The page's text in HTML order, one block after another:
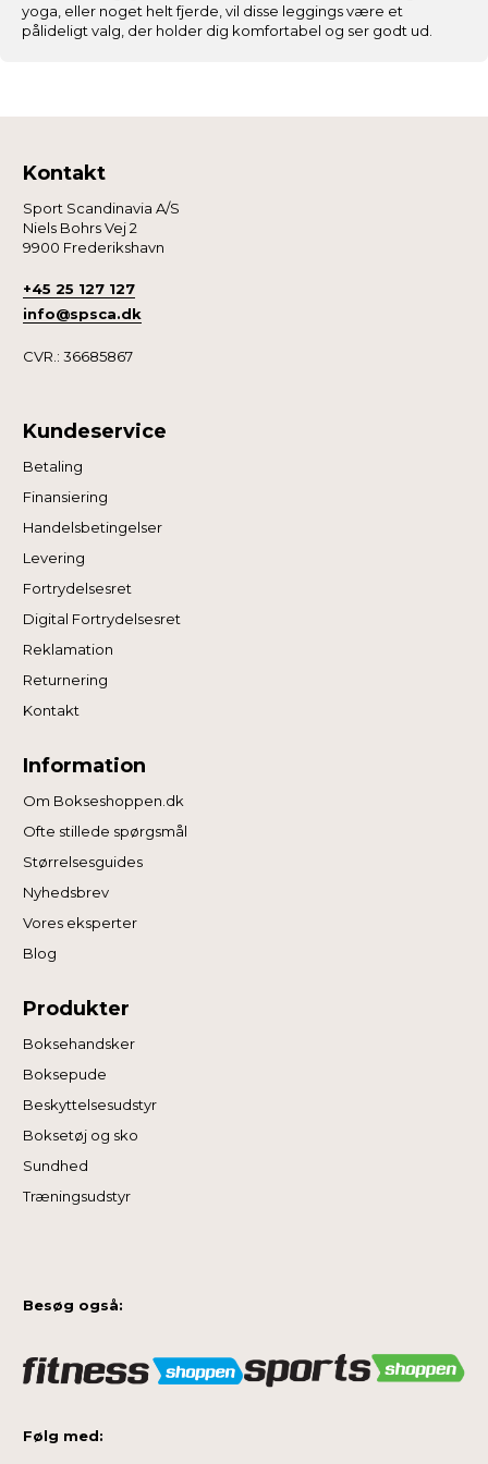
give dig den bedst mulige oplevelse med
Vi anvender også første- og tredjepartsteknologier til
marketing formål. Klik på “Tillad alle” for at fortsætte som
cookies du vil acceptere.
yoga, eller noget helt fjerde, vil disse leggings være et
pålideligt valg, der holder dig komfortabel og ser godt ud.
Kontakt
Sport Scandinavia A/S
Niels Bohrs Vej 2
9900 Frederikshavn
+45 25 127 127
info@spsca.dk
CVR.: 36685867
Kundeservice
Betaling
Finansiering
Handelsbetingelser
Levering
Fortrydelsesret
Digital Fortrydelsesret
Reklamation
Returnering
Kontakt
Information
Om Bokseshoppen.dk
Ofte stillede spørgsmål
Størrelsesguides
Nyhedsbrev
Vores eksperter
Blog
Produkter
Boksehandsker
Boksepude
Beskyttelsesudstyr
Boksetøj og sko
Sundhed
Træningsudstyr
Besøg også:
Følg med: